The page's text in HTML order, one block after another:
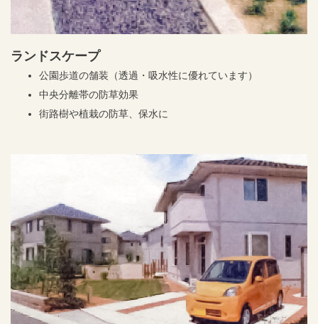
ランドスケープ
公園歩道の舗装（透過・吸水性に優れています）
中央分離帯の防草効果
街路樹や植栽の防草、保水に